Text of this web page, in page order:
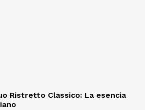
Ristretto Classico: La esencia